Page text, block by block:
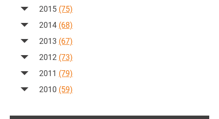
2015 (75)
2014 (68)
2013 (67)
2012 (73)
2011 (79)
2010 (59)